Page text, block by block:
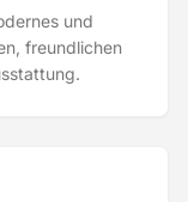
und
freundlichen